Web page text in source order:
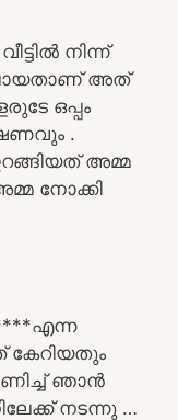
നിന്ന്
പോയതാണ് അത്
ഒപ്പം
.
അമ്മ
നോക്കി
കേറിയതും
ഞാൻ
നടന്നു …